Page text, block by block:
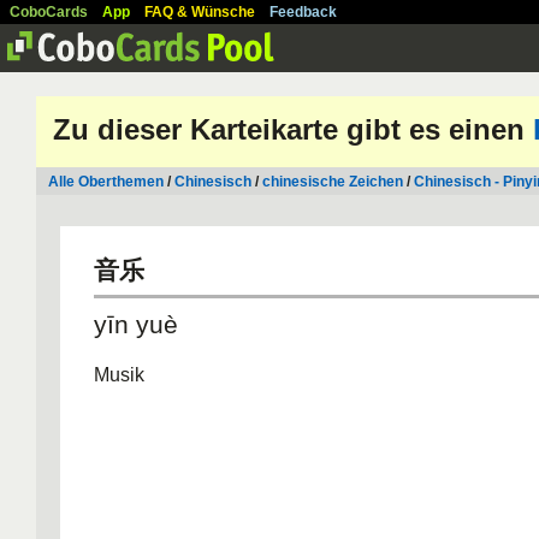
CoboCards App FAQ & Wünsche Feedback
Zu dieser Karteikarte gibt es einen
Alle Oberthemen /Chinesisch /chinesische Zeichen /Chinesisch -
音乐
yīn yuè
Musik